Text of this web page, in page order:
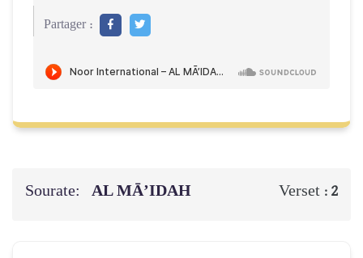
Partager :
Sourate: AL MĀ’IDAH Verset : 2